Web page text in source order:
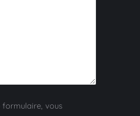
formulaire, vous